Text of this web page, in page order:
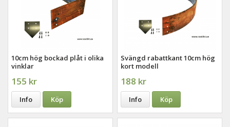
10cm hög bockad plåt i olika
vinklar
155 kr
Info Köp
Svängd rabattkant 10cm hög
kort modell
188 kr
Info Köp